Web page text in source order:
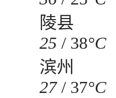
陵县
25 /38°C
滨州
27 /37°C